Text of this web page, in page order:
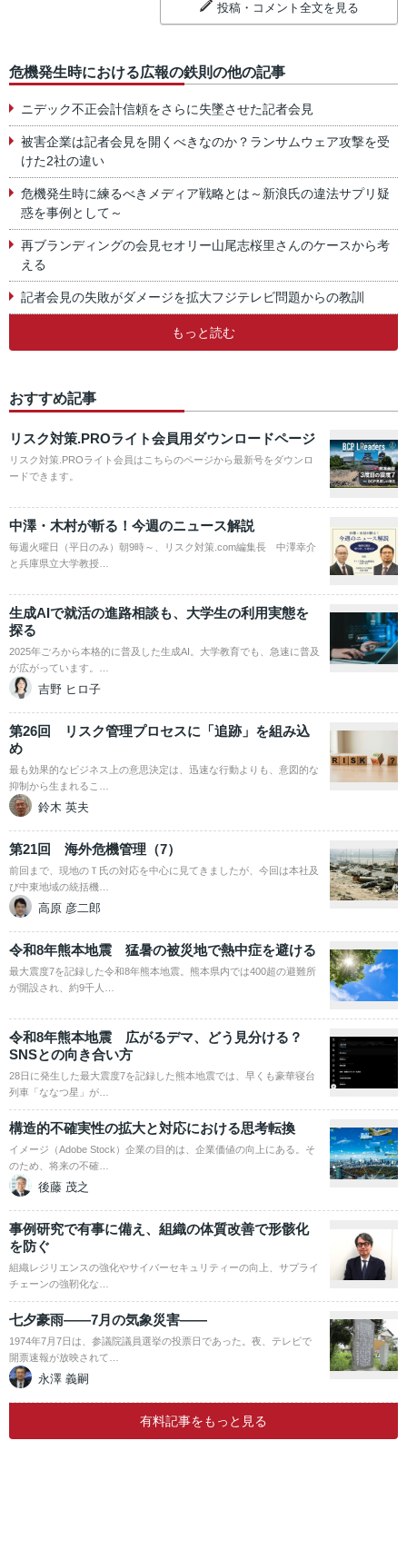
投稿・コメント全文を見る
危機発生時における広報の鉄則の他の記事
ニデック不正会計信頼をさらに失墜させた記者会見
被害企業は記者会見を開くべきなのか？ランサムウェア攻撃を受
けた2社の違い
危機発生時に練るべきメディア戦略とは～新浪氏の違法サプリ疑
惑を事例として～
再ブランディングの会見セオリー山尾志桜里さんのケースから考
える
記者会見の失敗がダメージを拡大フジテレビ問題からの教訓
もっと読む
おすすめ記事
リスク対策.PROライト会員用ダウンロードページ
リスク対策.PROライト会員はこちらのページから最新号をダウンロ
ードできます。
中澤・木村が斬る！今週のニュース解説
毎週火曜日（平日のみ）朝9時～、リスク対策.com編集長 中澤幸介
と兵庫県立大学教授…
生成AIで就活の進路相談も、大学生の利用実態を
探る
2025年ごろから本格的に普及した生成AI。大学教育でも、急速に普及
が広がっています。…
吉野 ヒロ子
第26回 リスク管理プロセスに「追跡」を組み込
め
最も効果的なビジネス上の意思決定は、迅速な行動よりも、意図的な
抑制から生まれるこ…
鈴木 英夫
第21回 海外危機管理（7）
前回まで、現地のＴ氏の対応を中心に見てきましたが、今回は本社及
び中東地域の統括機…
高原 彦二郎
令和8年熊本地震 猛暑の被災地で熱中症を避ける
最大震度7を記録した令和8年熊本地震。熊本県内では400超の避難所
が開設され、約9千人…
令和8年熊本地震 広がるデマ、どう見分ける？
SNSとの向き合い方
28日に発生した最大震度7を記録した熊本地震では、早くも豪華寝台
列車「ななつ星」が…
構造的不確実性の拡大と対応における思考転換
イメージ（Adobe Stock）企業の目的は、企業価値の向上にある。そ
のため、将来の不確…
後藤 茂之
事例研究で有事に備え、組織の体質改善で形骸化
を防ぐ
組織レジリエンスの強化やサイバーセキュリティーの向上、サプライ
チェーンの強靭化な…
七夕豪雨――7月の気象災害――
1974年7月7日は、参議院議員選挙の投票日であった。夜、テレビで
開票速報が放映されて…
永澤 義嗣
有料記事をもっと見る